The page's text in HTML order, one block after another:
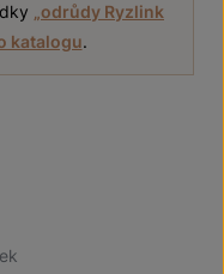
odrůdy Ryzlink
katalogu.